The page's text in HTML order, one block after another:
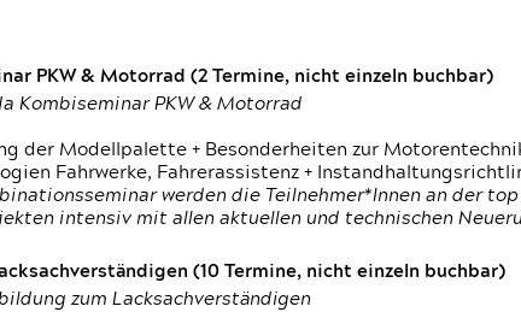
PKW & Motorrad (2 Termine, nicht einzeln buchbar)
Kombiseminar PKW & Motorrad
der Modellpalette + Besonderheiten zur
Fahrwerke, Fahrerassistenz +
werden die Teilnehmer*Innen an der
intensiv mit allen aktuellen und technischen
(10 Termine, nicht einzeln buchbar)
zum Lacksachverständigen